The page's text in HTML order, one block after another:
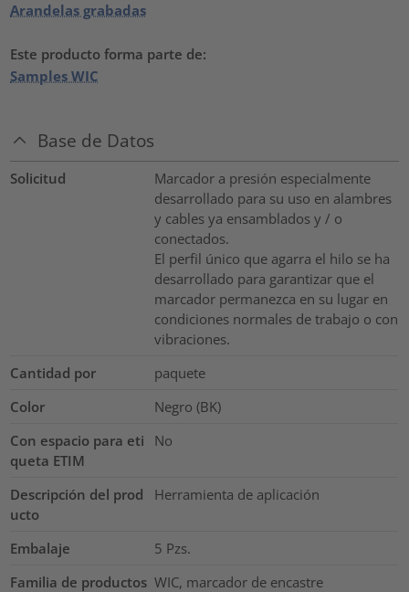
Arandelas grabadas
Este producto forma parte de:
Samples WIC
Base de Datos
Solicitud
Marcador a presión especialmente
desarrollado para su uso en alambres
y cables ya ensamblados y / o
conectados.
El perfil único que agarra el hilo se ha
desarrollado para garantizar que el
marcador permanezca en su lugar en
condiciones normales de trabajo o con
vibraciones.
Cantidad por
paquete
Color
Negro (BK)
Con espacio para eti
queta ETIM
No
Descripción del prod
ucto
Herramienta de aplicación
Embalaje 5 Pzs.
Familia de productos WIC, marcador de encastre